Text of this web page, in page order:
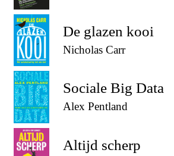
De glazen kooi
Nicholas Carr
Sociale Big Data
Alex Pentland
Altijd scherp